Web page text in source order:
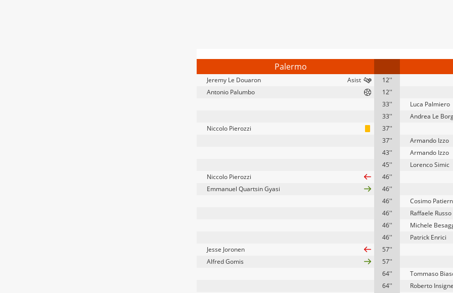
Palermo
Jeremy Le Douaron
12''
Antonio Palumbo
12''
33''
Luca Palmiero
33''
Andrea Le
Niccolo Pierozzi
37''
37''
Armando Izzo
43''
Armando Izzo
45''
Lorenco Simic
Niccolo Pierozzi
46''
Emmanuel Quartsin Gyasi
46''
46''
Cosimo
46''
Raffaele Russo
46''
Michele
46''
Patrick Enrici
Jesse Joronen
57''
Alfred Gomis
57''
64''
Tommaso
64''
Roberto Insigne